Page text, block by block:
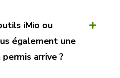
du schéma d'implantation, un
et où 2 documents libres
iMio ou
également une
arrive ?